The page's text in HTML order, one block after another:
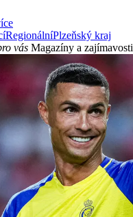
RegionálníPlzeňský kraj
vás Magazíny a zajímavosti